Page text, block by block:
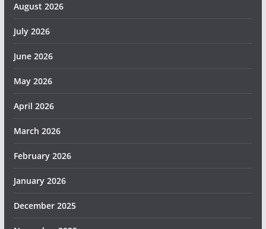
August 2026
July 2026
June 2026
May 2026
April 2026
March 2026
February 2026
January 2026
December 2025